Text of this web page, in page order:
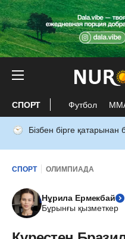
СПОРТ Футбол
Бізбен бірге қатарынан
СПОРТ ОЛИМПИАДА
Нұрила Ермекбай
Бұрынғы қызметкер